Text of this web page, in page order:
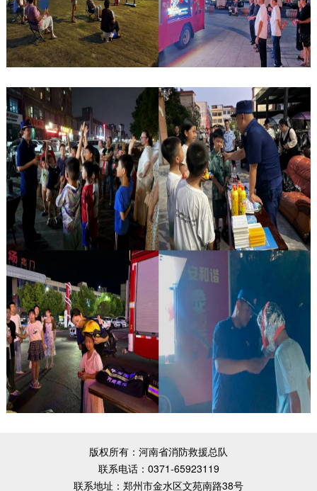
版权所有：河南省消防救援总队
联系电话：0371-65923119
联系地址：郑州市金水区文苑南路38号